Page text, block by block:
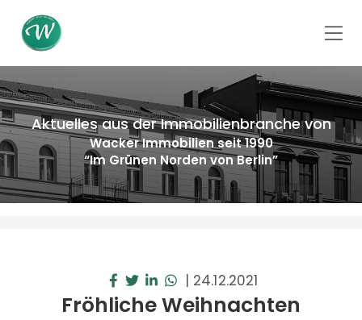
Aktuelles aus der Immobilienbranche von
Wacker Immobilien seit 1990
“Im Grünen Norden von Berlin”
| 24.12.2021
Fröhliche Weihnachten